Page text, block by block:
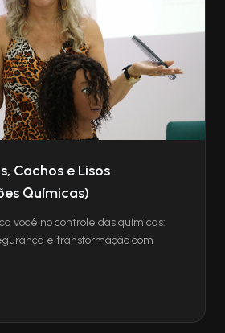
Cachos e Lisos
Químicas)
você no controle das químicas:
e transformação com